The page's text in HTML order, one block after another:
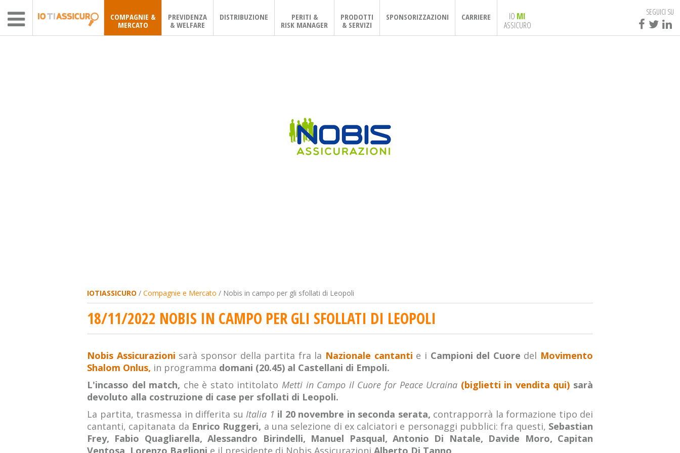
COMPAGNIE &
MERCATO
PREVIDENZA
& WELFARE
DISTRIBUZIONE
PERITI &
RISK MANAGER
PRODOTTI
& SERVIZI
SPONSORIZZAZIONI CARRIERE IO MI
ASSICURO
SEGUICI SU
IOTIASSICURO / Compagnie e Mercato / Nobis in campo per gli sfollati di Leopoli
18/11/2022 NOBIS IN CAMPO PER GLI SFOLLATI DI LEOPOLI
Nobis Assicurazioni sarà sponsor della partita fra la Nazionale cantanti e i Campioni del Cuore del Movimento
Shalom Onlus, in programma domani (20.45) al Castellani di Empoli.
L'incasso del match, che è stato intitolato Metti in Campo il Cuore for Peace Ucraina (biglietti in vendita qui) sarà
devoluto alla costruzione di case per sfollati di Leopoli.
La partita, trasmessa in differita su Italia 1 il 20 novembre in seconda serata, contrapporrà la formazione tipo dei
cantanti, capitanata da Enrico Ruggeri, a una selezione di ex calciatori e personaggi pubblici: fra questi, Sebastian
Frey, Fabio Quagliarella, Alessandro Birindelli, Manuel Pasqual, Antonio Di Natale, Davide Moro, Capitan
Ventosa, Lorenzo Baglioni e il presidente di Nobis Assicurazioni Alberto Di Tanno